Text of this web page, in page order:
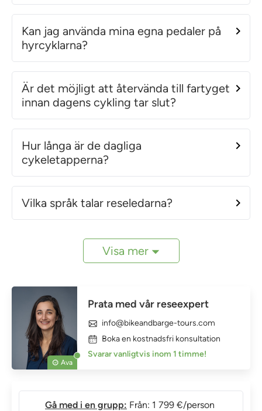
Kan jag använda mina egna pedaler på
hyrcyklarna?
Är det möjligt att återvända till fartyget
innan dagens cykling tar slut?
Hur långa är de dagliga
cykeletapperna?
Vilka språk talar reseledarna?
Visa mer
Ava
Prata med vår reseexpert
info@bikeandbarge-tours.com
Boka en kostnadsfri konsultation
Svarar vanligtvis inom 1 timme!
Gå med i en grupp: Från: 1 799 €/person